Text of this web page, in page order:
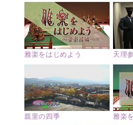
雅楽をはじめよう 天理
親里の四季 雅楽